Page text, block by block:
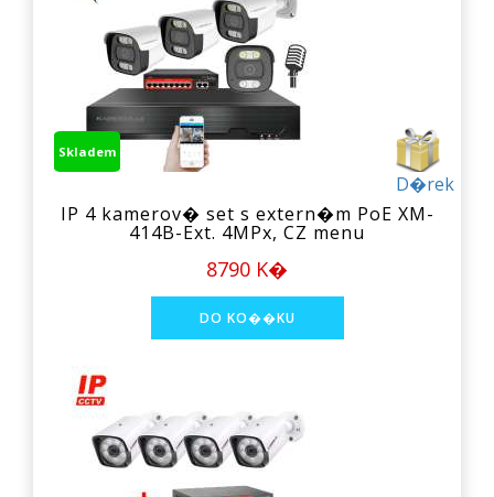
D�rek
Skladem
IP 4 kamerov� set s extern�m PoE XM-
414B-Ext. 4MPx, CZ menu
8790 K�